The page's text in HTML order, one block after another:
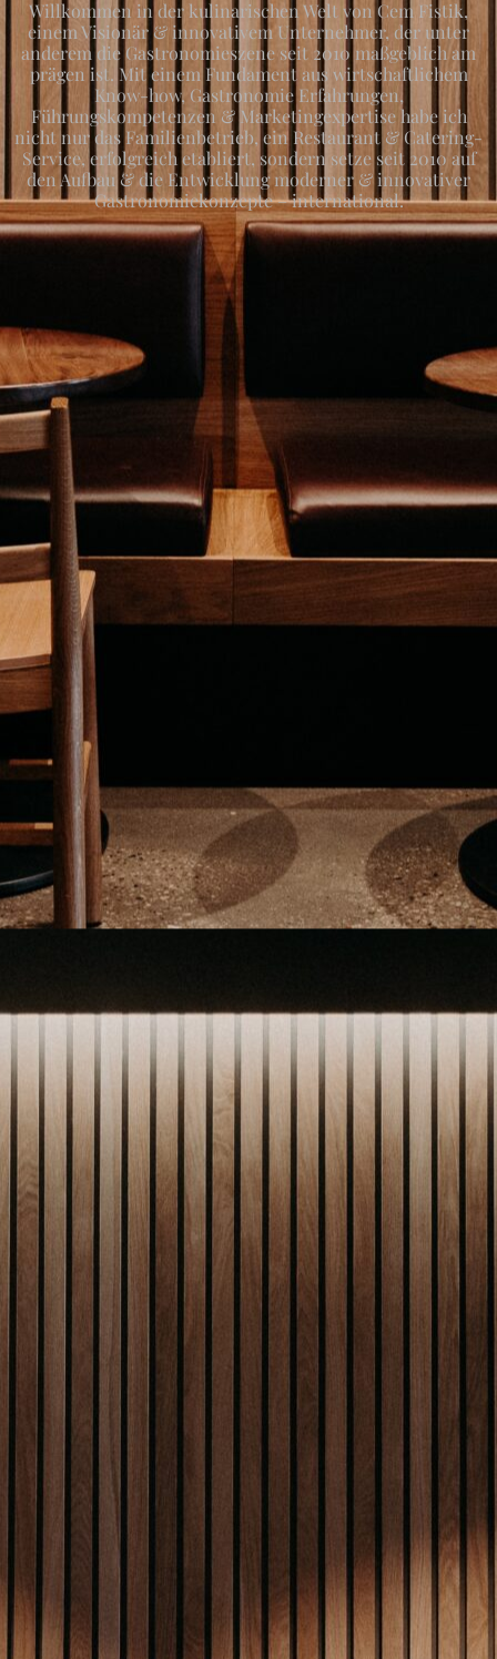
Willkommen in der kulinarischen Welt von Cem Fistik,
einem Visionär & innovativem Unternehmer, der unter
anderem die Gastronomieszene seit 2010 maßgeblich am
prägen ist. Mit einem Fundament aus wirtschaftlichem
Know-how, Gastronomie Erfahrungen,
Führungskompetenzen & Marketingexpertise habe ich
nicht nur das Familienbetrieb, ein Restaurant & Catering-
Service, erfolgreich etabliert, sondern setze seit 2010 auf
den Aufbau & die Entwicklung moderner & innovativer
Gastronomiekonzepte – international.